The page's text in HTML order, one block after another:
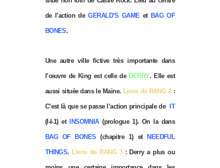
de l’action deGERALD’S GAMEet BAG OF
BONES.
Une autre ville fictive très importante dans
l’œuvre de King est celle de DERRY. Elle est
aussi située dans le Maine. Liens de RANG 2:
C’est là que se passe l’action principale de IT
(I-I-1) et INSOMNIA(prologue 1). On la dans
BAG OF BONES (chapitre 1) et NEEDFUL
THINGS. Liens de RANG 3: Derry a plus ou